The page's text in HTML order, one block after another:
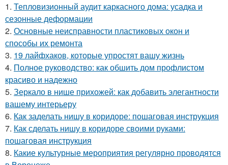
1. Тепловизионный аудит каркасного дома: усадка и
сезонные деформации
2. Основные неисправности пластиковых окон и
способы их ремонта
3. 19 лайфхаков, которые упростят вашу жизнь
4. Полное руководство: как обшить дом профлистом
красиво и надежно
5. Зеркало в нише прихожей: как добавить элегантности
вашему интерьеру
6. Как заделать нишу в коридоре: пошаговая инструкция
7. Как сделать нишу в коридоре своими руками:
пошаговая инструкция
8. Какие культурные мероприятия регулярно проводятся